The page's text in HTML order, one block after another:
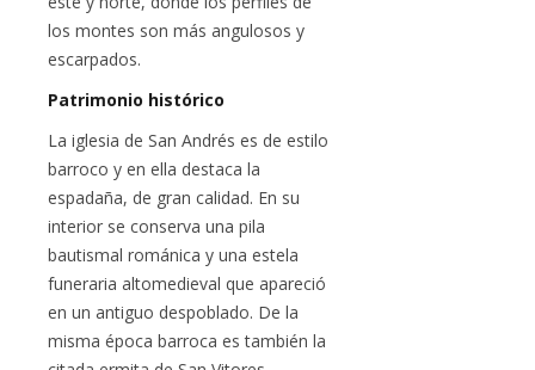
los montes son más angulosos y
escarpados.
Patrimonio histórico
La iglesia de San Andrés es de estilo
barroco y en ella destaca la
espadaña, de gran calidad. En su
interior se conserva una pila
bautismal románica y una estela
funeraria altomedieval que apareció
en un antiguo despoblado. De la
misma época barroca es también la